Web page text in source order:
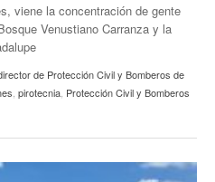
viene la concentración de gente
Venustiano Carranza y la
de Protección Civil y Bomberos de
pirotecnia Protección Civil y Bomberos